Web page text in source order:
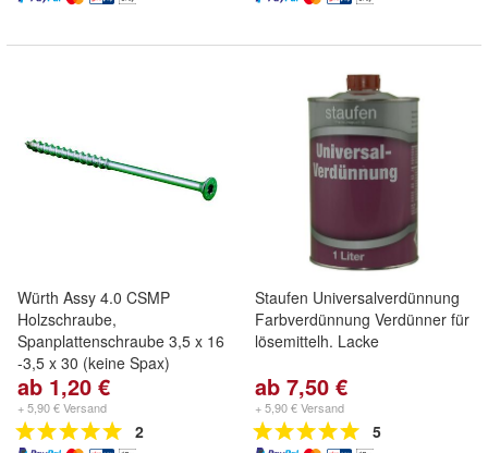
Würth Assy 4.0 CSMP
Holzschraube,
Spanplattenschraube 3,5 x 16
-3,5 x 30 (keine Spax)
ab 1,20 €
+ 5,90 € Versand
2
Staufen Universalverdünnung
Farbverdünnung Verdünner für
lösemittelh. Lacke
ab 7,50 €
+ 5,90 € Versand
5